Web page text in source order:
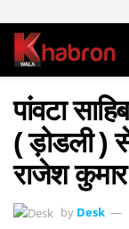
पांवटा
( ड़ोडली )
राजेश कुमार
by Desk